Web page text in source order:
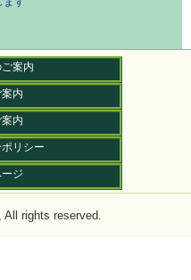
案内
内
内
リシー
ージ
rights reserved.